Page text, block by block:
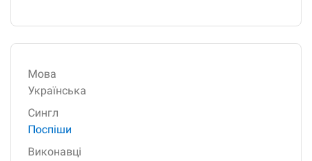
Мова
Українська
Сингл
Поспіши
Виконавці